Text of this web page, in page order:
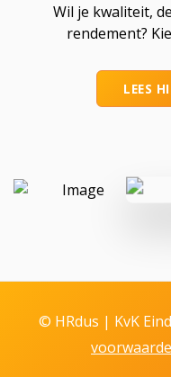
Wil je kwaliteit,
rendement?
LEES
© HRdus | KvK